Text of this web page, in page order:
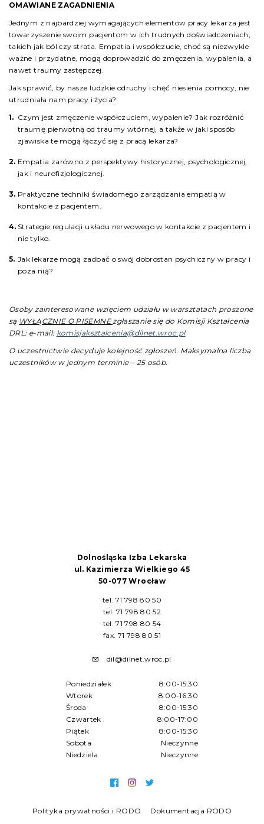
OMAWIANE ZAGADNIENIA
Jednym z najbardziej wymagających elementów pracy lekarza jest
towarzyszenie swoim pacjentom w ich trudnych doświadczeniach,
takich jak ból czy strata. Empatia i współczucie, choć są niezwykle
ważne i przydatne, mogą doprowadzić do zmęczenia, wypalenia, a
nawet traumy zastępczej.
Jak sprawić, by nasze ludzkie odruchy i chęć niesienia pomocy, nie
utrudniała nam pracy i życia?
Czym jest zmęczenie współczuciem, wypalenie? Jak rozróżnić
traumę pierwotną od traumy wtórnej, a także w jaki sposób
zjawiska te mogą łączyć się z pracą lekarza?
Empatia zarówno z perspektywy historycznej, psychologicznej,
jak i neurofizjologicznej.
Praktyczne techniki świadomego zarządzania empatią w
kontakcie z pacjentem.
Strategie regulacji układu nerwowego w kontakcie z pacjentem i
nie tylko.
Jak lekarze mogą zadbać o swój dobrostan psychiczny w pracy i
poza nią?
Osoby zainteresowane wzięciem udziału w warsztatach proszone
są WYŁĄCZNIE O PISEMNEzgłaszanie się do Komisji Kształcenia
DRL: e-mail: komisjaksztalcenia@dilnet.wroc.pl
O uczestnictwie decyduje kolejność zgłoszeń. Maksymalna liczba
uczestników w jednym terminie – 25 osób.
Dolnośląska Izba Lekarska
ul. Kazimierza Wielkiego 45
50-077 Wrocław
tel. 71 798 80 50
tel. 71 798 80 52
tel. 71 798 80 54
fax. 71 798 80 51
dil@dilnet.wroc.pl
Poniedziałek
8:00-15:30
Wtorek
8:00-16:30
Środa
8:00-15:30
Czwartek
8:00-17:00
Piątek
8:00-15:30
Sobota
Nieczynne
Niedziela
Nieczynne
Polityka prywatności i RODO Dokumentacja RODO